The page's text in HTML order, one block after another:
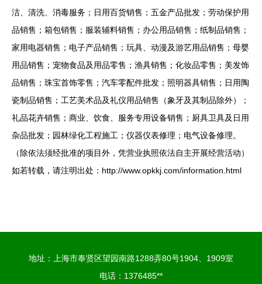
洁、清洗、消毒服务；日用百货销售；五金产品批发；劳动保护用
品销售；箱包销售；服装辅料销售；办公用品销售；纸制品销售；
家用电器销售；电子产品销售；玩具、动漫及游艺用品销售；母婴
用品销售；宠物食品及用品零售；渔具销售；化妆品零售；美发饰
品销售；珠宝首饰零售；汽车零配件批发；照明器具销售；日用陶
瓷制品销售；工艺美术品及礼仪用品销售（象牙及其制品除外）；
礼品花卉销售；商业、饮食、服务专用设备销售；厨具卫具及日用
杂品批发；园林绿化工程施工；仪器仪表修理；电气设备修理。
（除依法须经批准的项目外，凭营业执照依法自主开展经营活动）
如若转载，请注明出处：http://www.opkkj.com/information.html
地址：上海市奉贤区望园南路1288弄80号1904、1909室
电话：1376485**